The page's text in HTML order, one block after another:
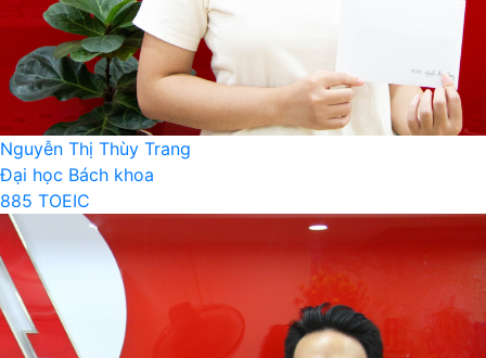
Nguyễn Thị Thùy Trang
Đại học Bách khoa
885 TOEIC